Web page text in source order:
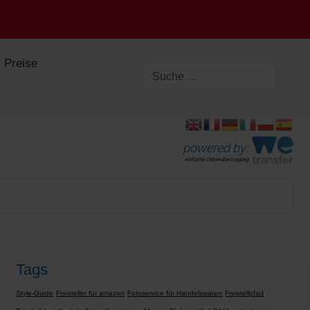
Preise
powered by:
einfache Datenübertragung
Tags
Style-Guide Freisteller für amazon Fotoservice für Handelswaren Freistellpfad